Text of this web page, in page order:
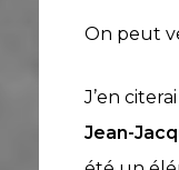
On peut
J’en
Jean-